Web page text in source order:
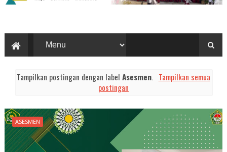
Tampilkan postingan dengan labelAsesmen. Tampilkan semua
postingan
ASESMEN